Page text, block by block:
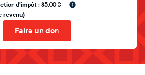
d'impôt : 85.00 €
revenu)
Faire un don